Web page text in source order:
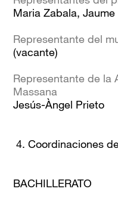
Maria Zabala,
Representante del
(vacante)
Representante de la
Massana
Jesús-Àngel Prieto
4. Coordinaciones
BACHILLERATO